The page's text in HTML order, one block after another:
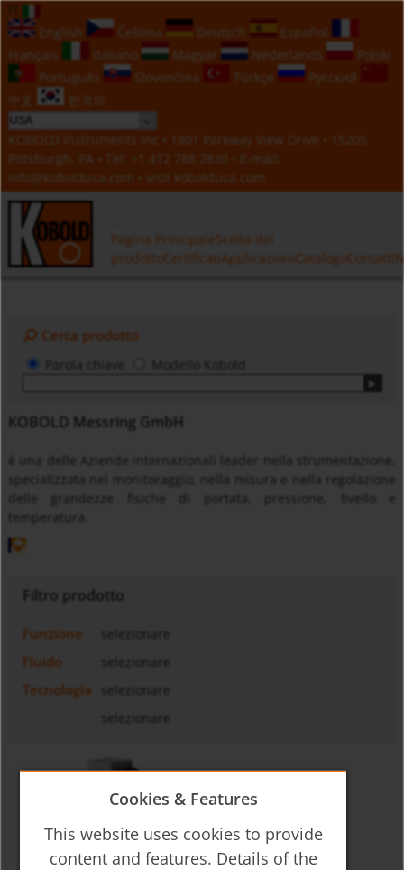
English
Čeština Deutsch
Español
Français
Italiano Magyar Nederlands
Polski
Português
Slovenčina Türkçe
Русский
中文
한국의
KOBOLD Instruments Inc • 1801 Parkway View Drive • 15205
Pittsburgh, PA • Tel:
+1 412 788 2830 • E-mail:
info@koboldusa.com • visit koboldusa.com
Pagina PrincipaleScelta del
prodottoCertificati Applicazioni CatalogoContatti
Cerca prodotto
Modello Kobold
KOBOLD Messring GmbH
è una delle Aziende internazionali leader nella strumentazione,
specializzata nel monitoraggio, nella misura e nella regolazione
delle grandezze fisiche di portata, pressione, livello e
Filtro prodotto
Funzione
Fluido
Tecnologia
Cookies & Features
This website uses cookies to provide
content and features. Details of the